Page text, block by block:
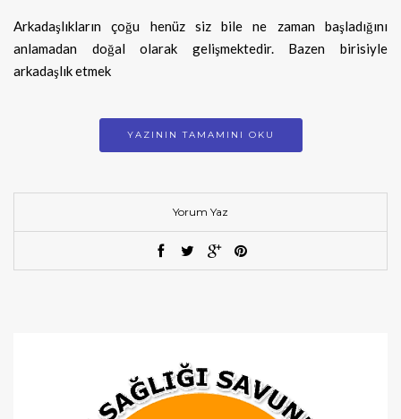
Arkadaşlıkların çoğu henüz siz bile ne zaman başladığını
anlamadan doğal olarak gelişmektedir. Bazen birisiyle
arkadaşlık etmek
YAZININ TAMAMINI OKU
Yorum Yaz